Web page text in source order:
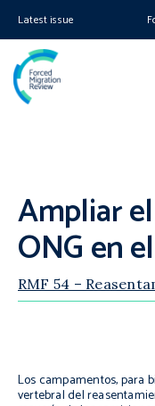
Latest issue
Ampliar
ONG en
RMF 54 –
Los campamentos, para
vertebral del